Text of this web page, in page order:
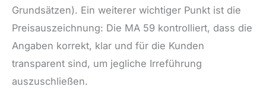
Grundsätzen). Ein weiterer wichtiger Punkt ist die
Preisauszeichnung: Die MA 59 kontrolliert, dass die
Angaben korrekt, klar und für die Kunden
transparent sind, um jegliche Irreführung
auszuschließen.